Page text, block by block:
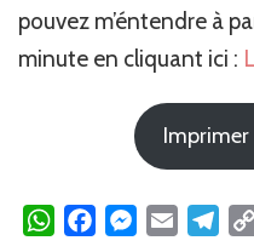
pouvez m’éntendre à
minute en cliquant ici :
WhatsAppFacebookMessenger
Email